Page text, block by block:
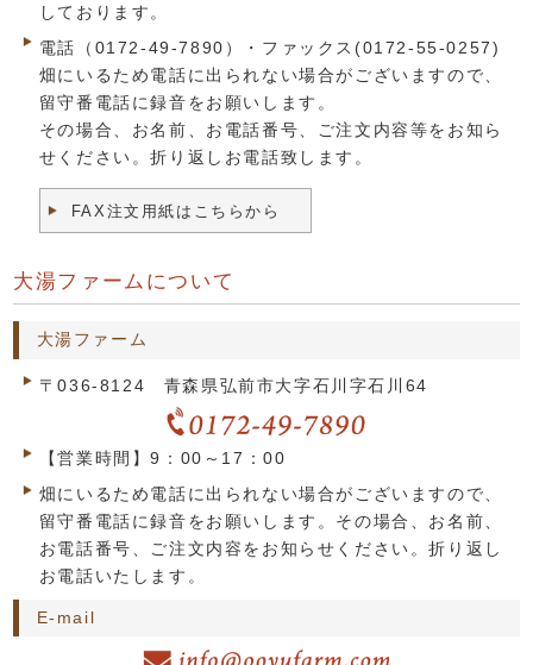
しております。
電話（0172-49-7890）・ファックス(0172-55-0257)
畑にいるため電話に出られない場合がございますので、
留守番電話に録音をお願いします。
その場合、お名前、お電話番号、ご注文内容等をお知ら
せください。折り返しお電話致します。
FAX注文用紙はこちらから
大湯ファームについて
大湯ファーム
〒036-8124 青森県弘前市大字石川字石川64
【営業時間】9：00～17：00
畑にいるため電話に出られない場合がございますので、
留守番電話に録音をお願いします。その場合、お名前、
お電話番号、ご注文内容をお知らせください。折り返し
お電話いたします。
E-mail